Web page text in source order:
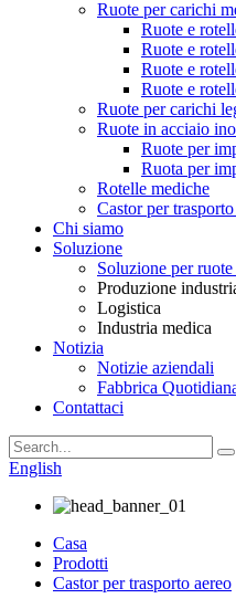
Ruote per carichi
Ruote e
Ruote e
Ruote e
Ruote e
Ruote per carichi
Ruote in acciaio
Ruote per
Ruota per
Rotelle mediche
Castor per
Chi siamo
Soluzione
Soluzione per
Produzione
Logistica
Industria medica
Notizia
Notizie aziendali
Fabbrica
Contattaci
English
Casa
Prodotti
Castor per trasporto aereo